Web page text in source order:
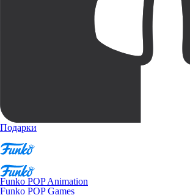
Подарки
Funko POP Animation
Funko POP Games